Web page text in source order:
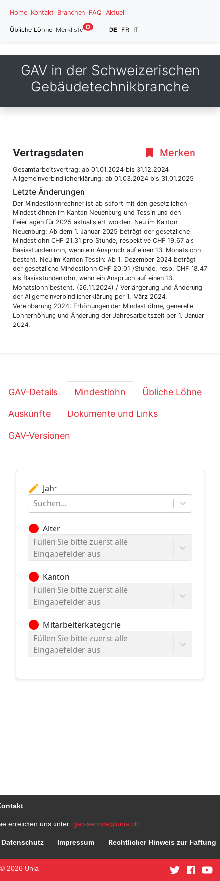
Home Kontakt Branchen FAQ Aktuell
Übliche Löhne Merkliste 0 DE FR IT
GAV in der Schweizerischen
Gebäudetechnikbranche
Merken
Vertragsdaten
Gesamtarbeitsvertrag: ab 01.01.2024 bis 31.12.2024
Allgemeinverbindlicherklärung: ab 01.03.2024 bis 31.01.2025
Letzte Änderungen
Der Mindestlohnrechner ist ab sofort mit den gesetzlichen
Mindestlöhnen im Kanton Neuenburg und Tessin und den
Feiertagen für 2025 aktualisiert worden. Neu im Kanton
Neuenburg: Ab dem 1. Januar 2025 beträgt der gesetzliche
Mindestlohn CHF 21.31 pro Stunde, respektive CHF 19.67 als
Basisstundenlohn, wenn ein Anspruch auf einen 13. Monatslohn
besteht. Neu Im Kanton Tessin: Ab 1. Dezember 2024 beträgt
der gesetzliche Mindestlohn CHF 20.01 /Stunde, resp. CHF 18.47
als Basisstundenlohn, wenn ein Anspruch auf einen 13.
Monatslohn besteht. (26.11.2024) / Verlängerung und Änderung
der Allgemeinverbindlicherklärung per 1. März 2024.
Vereinbarung 2024: Erhöhungen der Mindestlöhne, generelle
Lohnerhöhung und Änderung der Jahresarbeitszeit per 1. Januar
2024.
GAV-Details Mindestlohn Übliche Löhne
Auskünfte Dokumente und Links
GAV-Versionen
edit Jahr
Suchen...
circle Alter
Füllen Sie bitte zuerst alle
Eingabefelder aus
circle Kanton
Füllen Sie bitte zuerst alle
Eingabefelder aus
circle Mitarbeiterkategorie
Füllen Sie bitte zuerst alle
Eingabefelder aus
erreichen uns unter: gav-service@unia.ch
Datenschutz Impressum Rechtlicher Hinweis zur Haftung
© 2026 Unia